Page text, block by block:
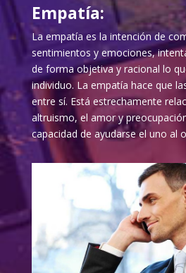
Empatía:
La empatía es la intención de
sentimientos y emociones,
de forma objetiva y racional lo
individuo. La empatía hace que
entre sí. Está estrechamente
altruismo, el amor y
capacidad de ayudarse el uno al